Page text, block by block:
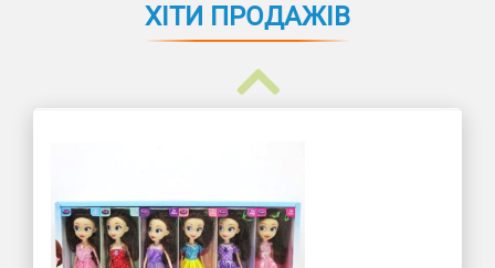
ХІТИ ПРОДАЖІВ
Пупс функц. "Baby Born"